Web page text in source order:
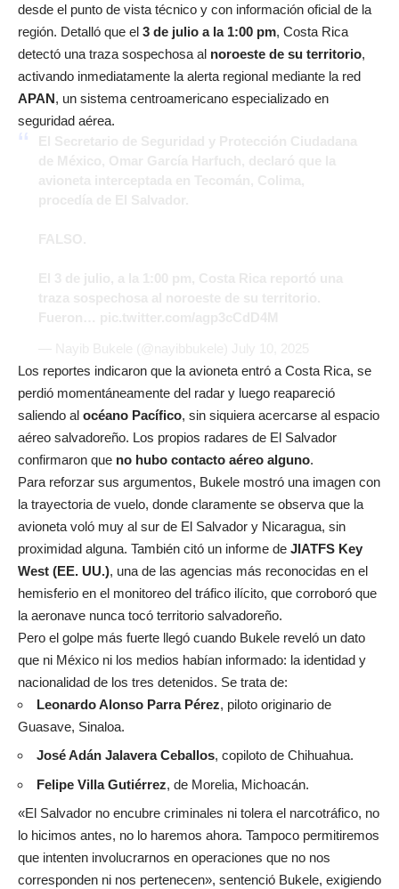
desde el punto de vista técnico y con información oficial de la
región. Detalló que el 3 de julio a la 1:00 pm, Costa Rica
detectó una traza sospechosa al noroeste de su territorio,
activando inmediatamente la alerta regional mediante la red
APAN, un sistema centroamericano especializado en
seguridad aérea.
Los reportes indicaron que la avioneta entró a Costa Rica, se
perdió momentáneamente del radar y luego reapareció
saliendo al océano Pacífico, sin siquiera acercarse al espacio
aéreo salvadoreño. Los propios radares de El Salvador
confirmaron que no hubo contacto aéreo alguno.
Para reforzar sus argumentos, Bukele mostró una imagen con
la trayectoria de vuelo, donde claramente se observa que la
avioneta voló muy al sur de El Salvador y Nicaragua, sin
proximidad alguna. También citó un informe de JIATFS Key
West (EE. UU.), una de las agencias más reconocidas en el
hemisferio en el monitoreo del tráfico ilícito, que corroboró que
la aeronave nunca tocó territorio salvadoreño.
Pero el golpe más fuerte llegó cuando Bukele reveló un dato
que ni México ni los medios habían informado: la identidad y
nacionalidad de los tres detenidos. Se trata de:
Leonardo Alonso Parra Pérez, piloto originario de
Guasave, Sinaloa.
José Adán Jalavera Ceballos, copiloto de Chihuahua.
Felipe Villa Gutiérrez, de Morelia, Michoacán.
«El Salvador no encubre criminales ni tolera el narcotráfico, no
lo hicimos antes, no lo haremos ahora. Tampoco permitiremos
que intenten involucrarnos en operaciones que no nos
corresponden ni nos pertenecen», sentenció Bukele, exigiendo